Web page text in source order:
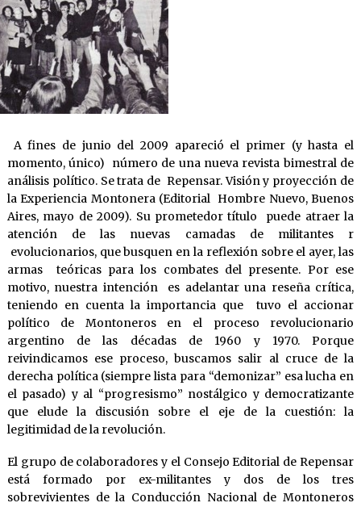
A fines de junio del 2009 apareció el primer (y hasta el
momento, único) número de una nueva revista bimestral de
análisis político. Se trata de Repensar. Visión y proyección de
la Experiencia Montonera (Editorial Hombre Nuevo, Buenos
Aires, mayo de 2009). Su prometedor título puede atraer la
atención de las nuevas camadas de militantes r
evolucionarios, que busquen en la reflexión sobre el ayer, las
armas teóricas para los combates del presente. Por ese
motivo, nuestra intención es adelantar una reseña crítica,
teniendo en cuenta la importancia que tuvo el accionar
político de Montoneros en el proceso revolucionario
argentino de las décadas de 1960 y 1970. Porque
reivindicamos ese proceso, buscamos salir al cruce de la
derecha política (siempre lista para “demonizar” esa lucha en
el pasado) y al “progresismo” nostálgico y democratizante
que elude la discusión sobre el eje de la cuestión: la
legitimidad de la revolución.
El grupo de colaboradores y el Consejo Editorial de Repensar
está formado por ex-militantes y dos de los tres
sobrevivientes de la Conducción Nacional de Montoneros